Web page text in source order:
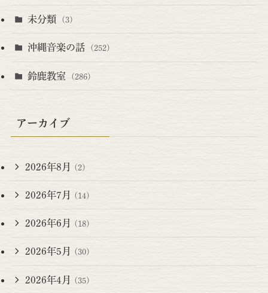
未分類 (3)
沖縄音楽の話 (252)
鈴鹿教室 (286)
アーカイブ
2026年8月 (2)
2026年7月 (14)
2026年6月 (18)
2026年5月 (30)
2026年4月 (35)